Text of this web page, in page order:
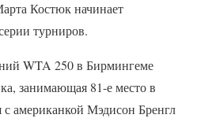
Костюк начинает
турниров.
WTA 250 в Бирмингеме
занимающая 81-е место в
с американкой Мэдисон Бренгл